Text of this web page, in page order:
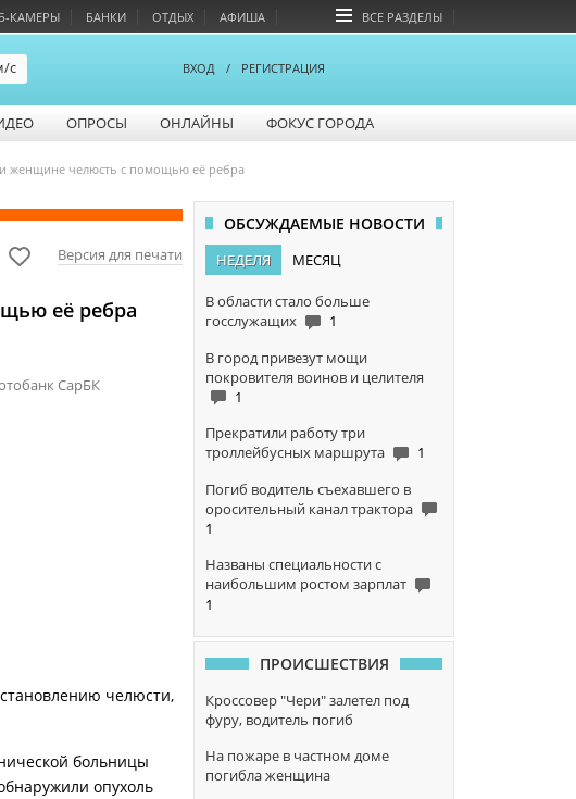
КАМЕРЫ БАНКИ ОТДЫХ АФИША ВСЕ РАЗДЕЛЫ
с
ВХОД / РЕГИСТРАЦИЯ
ОПРОСЫ ОНЛАЙНЫ ФОКУС ГОРОДА
женщине челюсть с помощью её ребра
Версия для печати
её ребра
СарБК
челюсти,
больницы
опухоль
ОБСУЖДАЕМЫЕ НОВОСТИ
НЕДЕЛЯ МЕСЯЦ
В области стало больше
госслужащих
1
В город привезут мощи
покровителя воинов и целителя
1
Прекратили работу три
троллейбусных маршрута
1
Погиб водитель съехавшего в
оросительный канал трактора
1
Названы специальности с
наибольшим ростом зарплат
1
ПРОИСШЕСТВИЯ
Кроссовер "Чери" залетел под
фуру, водитель погиб
На пожаре в частном доме
погибла женщина